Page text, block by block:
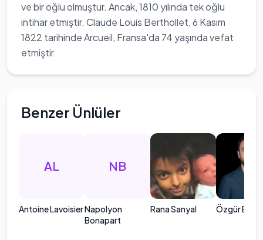
ve bir oğlu olmuştur. Ancak, 1810 yılında tek oğlu
intihar etmiştir. Claude Louis Berthollet, 6 Kasım
1822 tarihinde Arcueil, Fransa'da 74 yaşında vefat
etmiştir.
Benzer Ünlüler
AL
Antoine Lavoisier
NB
Napolyon
Bonapart
Rana Sanyal Özgür Bolat